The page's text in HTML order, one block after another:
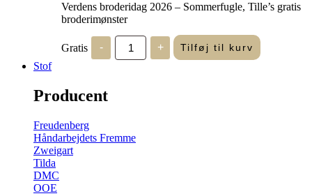
Verdens broderidag 2026 – Sommerfugle, Tille’s gratis
broderimønster
Gratis -
Verdens
broderidag
2026
+ Tilføj til kurv
Stof
Producent
Freudenberg
Håndarbejdets Fremme
Zweigart
Tilda
DMC
OOE